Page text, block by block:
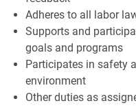
Adheres to all labor
Supports and
goals and programs
Participates in safety
environment
Other duties as